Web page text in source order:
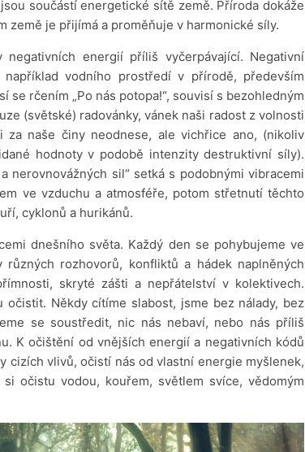
součástí energetické sítě země. Příroda dokáže
je přijímá a proměňuje v harmonické síly.
energií příliš vyčerpávající. Negativní
vodního prostředí v přírodě, především
se rčením „Po nás potopa!“, souvisí s bezohledným
(světské) radovánky, vánek naši radost z volnosti
naše činy neodnese, ale vichřice ano, (nikoliv
hodnoty v podobě intenzity destruktivní síly).
nerovnovážných sil“ setká s podobnými vibracemi
ve vzduchu a atmosféře, potom střetnutí těchto
cyklonů a hurikánů.
dnešního světa. Každý den se pohybujeme ve
rozhovorů, konfliktů a hádek naplněných
skryté zášti a nepřátelství v kolektivech.
Někdy cítíme slabost, jsme bez nálady, bez
se soustředit, nic nás nebaví, nebo nás příliš
K očištění od vnějších energií a negativních kódů
cizích vlivů, očistí nás od vlastní energie myšlenek,
očistu vodou, kouřem, světlem svíce, vědomým